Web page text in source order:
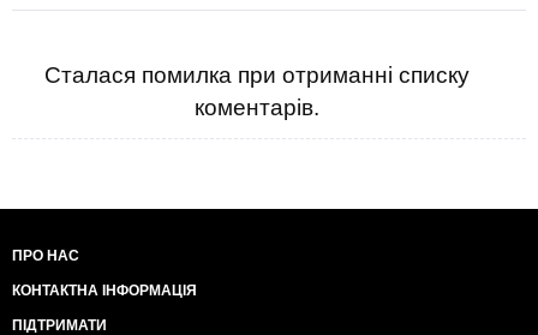
Сталася помилка при отриманні списку
коментарів.
ПРО НАС
КОНТАКТНА ІНФОРМАЦІЯ
ПІДТРИМАТИ